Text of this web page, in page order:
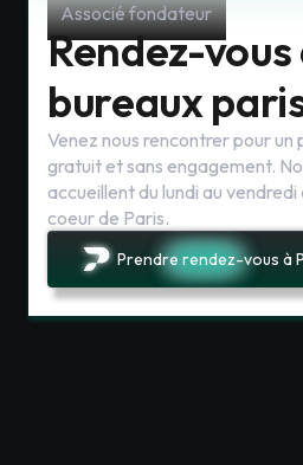
Rendez-
bureaux
Venez nous rencontrer pour un
gratuit et sans engagement.
accueillent du lundi au vendredi
coeur de Paris.
Prendre rendez-vous à
Associé fondateur